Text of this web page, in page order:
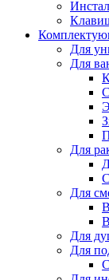
Для
Для
Для
Для
Для
Для